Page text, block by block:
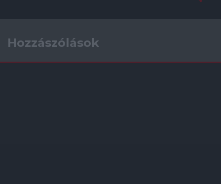
Hozzászólások